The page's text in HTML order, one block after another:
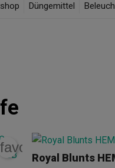
Düngemittel
favorite_border